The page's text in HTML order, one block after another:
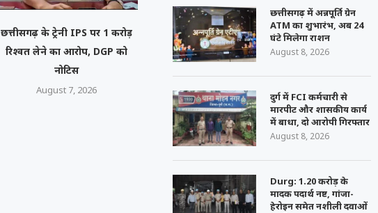
छत्तीसगढ़ के ट्रेनी IPS पर 1 करोड़
रिश्वत लेने का आरोप, DGP को
नोटिस
August 7, 2026
छत्तीसगढ़ में अन्नपूर्ति ग्रेन
ATM का शुभारंभ, अब 24
घंटे मिलेगा राशन
August 8, 2026
दुर्ग में FCI कर्मचारी से
मारपीट और शासकीय कार्य
में बाधा, दो आरोपी गिरफ्तार
August 8, 2026
Durg: 1.20 करोड़ के
मादक पदार्थ नष्ट, गांजा-
हेरोइन समेत नशीली दवाओं